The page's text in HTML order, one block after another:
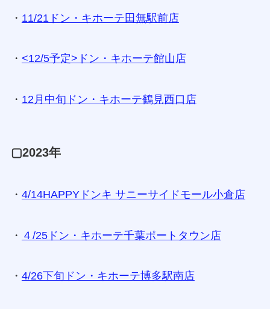
・ 11/21ドン・キホーテ田無駅前店
・ <12/5予定>ドン・キホーテ館山店
・ 12月中旬ドン・キホーテ鶴見西口店
▢2023年
・ 4/14HAPPYドンキ サニーサイドモール小倉店
・ ４/25ドン・キホーテ千葉ポートタウン店
・ 4/26下旬ドン・キホーテ博多駅南店